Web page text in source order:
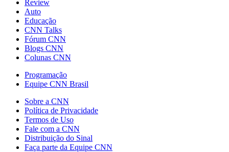
Review
Auto
Educação
CNN Talks
Fórum CNN
Blogs CNN
Colunas CNN
Programação
Equipe CNN Brasil
Sobre a CNN
Política de Privacidade
Termos de Uso
Fale com a CNN
Distribuição do Sinal
Faça parte da Equipe CNN